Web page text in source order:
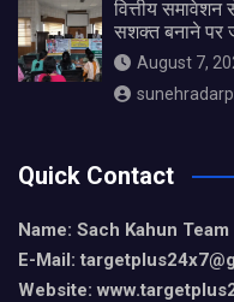
वित्तीय
सशक्त बनाने पर
August 7,
Quick Contact
Name: Sach Kahun Team
E-Mail:
Website: